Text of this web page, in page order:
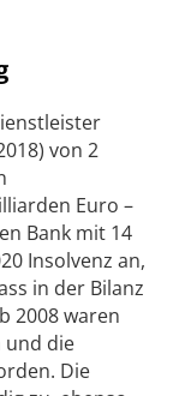
von 2
Euro –
Bank mit 14
Insolvenz an,
in der Bilanz
2008 waren
und die
Die